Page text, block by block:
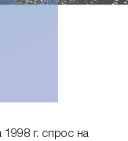
1998 г. спрос на